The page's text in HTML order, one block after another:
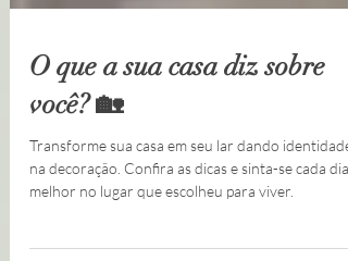
O que a sua casa diz sobre
você? 🏡
Transforme sua casa em seu lar dando identidade
melhor no lugar que escolheu para viver.